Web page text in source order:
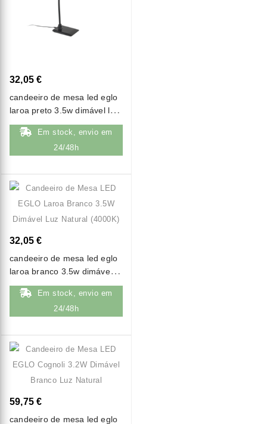
32,05 €
candeeiro de mesa led eglo
laroa preto 3.5w dimável luz
natural (4000k)
Em stock, envio em
24/48h
32,05 €
candeeiro de mesa led eglo
laroa branco 3.5w dimável
luz natural (4000k)
Em stock, envio em
24/48h
59,75 €
candeeiro de mesa led eglo